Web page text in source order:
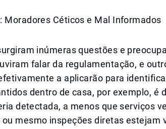
Moradores Céticos e Mal Informados
inúmeras questões e
falar da regulamentação, e
a aplicarão para
dentro de casa, por exemplo, é
detectada, a menos que serviços
mesmo inspeções diretas estejam